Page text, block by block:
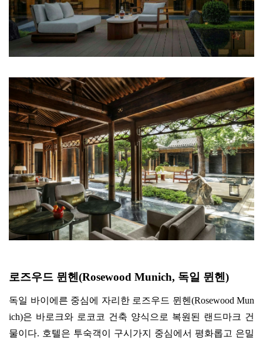
로즈우드 뮌헨 (Rosewood Munich, 독일 뮌헨 )
독일 바이에른 중심에 자리한 로즈우드 뮌헨(Rosewood Mun
ich)은 바로크와 로코코 건축 양식으로 복원된 랜드마크 건
물이다. 호텔은 투숙객이 구시가지 중심에서 평화롭고 은밀